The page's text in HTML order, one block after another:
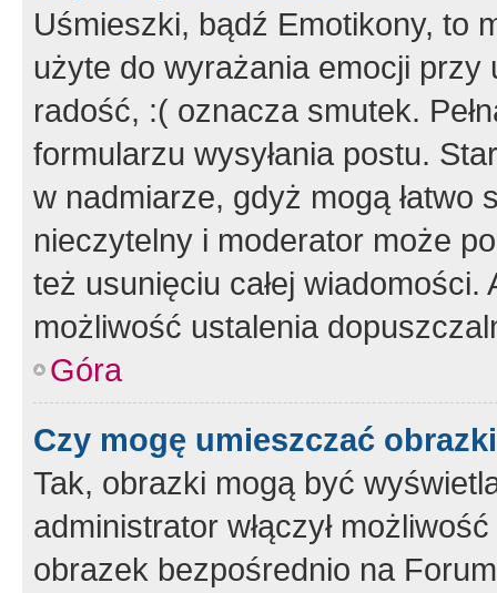
Uśmieszki, bądź Emotikony, to
użyte do wyrażania emocji
radość, :( oznacza smutek.
formularzu wysyłania postu.
w nadmiarze, gdyż mogą
nieczytelny i moderator może
też usunięciu całej
możliwość ustalenia
Góra
Czy mogę umieszczać
Tak, obrazki mogą być
administrator włączył
obrazek bezpośrednio na